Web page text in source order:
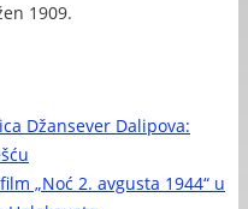
1909.
Džansever Dalipova:
„Noć 2. avgusta 1944“ u